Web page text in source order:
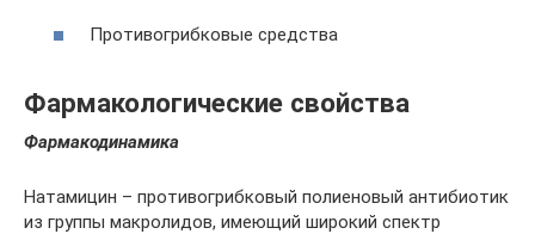
Противогрибковые средства
Фармакологические свойства
Фармакодинамика
Натамицин – противогрибковый полиеновый антибиотик
из группы макролидов, имеющий широкий спектр